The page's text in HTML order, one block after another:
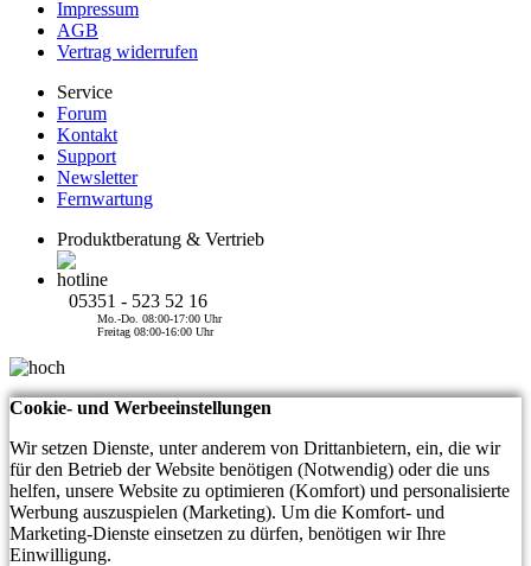
Impressum
AGB
Vertrag widerrufen
Service
Forum
Kontakt
Support
Newsletter
Fernwartung
Produktberatung & Vertrieb
05351 - 523 52 16
Mo.-Do. 08:00-17:00 Uhr
Freitag 08:00-16:00 Uhr
Cookie- und Werbeeinstellungen
Wir setzen Dienste, unter anderem von Drittanbietern, ein, die wir
für den Betrieb der Website benötigen (Notwendig) oder die uns
helfen, unsere Website zu optimieren (Komfort) und personalisierte
Werbung auszuspielen (Marketing). Um die Komfort- und
Marketing-Dienste einsetzen zu dürfen, benötigen wir Ihre
Einwilligung.